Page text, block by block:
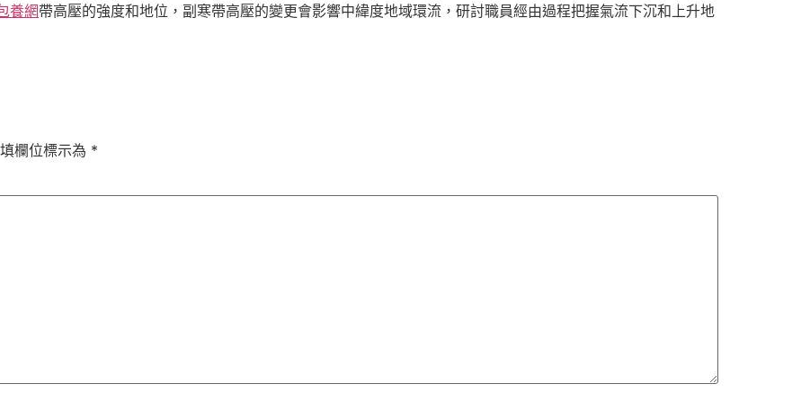
養網帶高壓的強度和地位，副寒帶高壓的變更會影響中緯度地域環流，研討職員經由過程把握氣流下沉和上升地
欄位標示為 *